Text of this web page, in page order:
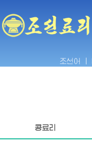
조선어 |
콩료리